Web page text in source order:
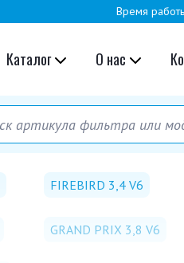
Время
Каталог О нас
FIREBIRD 3,4 V6
GRAND PRIX 3,8 V6